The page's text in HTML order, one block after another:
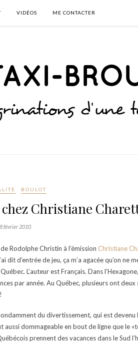
VIDÉOS ME CONTACTER
BOULOT
Christiane
février 2010
de Rodolphe Christin à l’émission Christiane
dit d’entrée de jeu, ça m’a agacée qu’on ne
L’auteur est Français. Dans
par année. Au Québec, plusieurs ont deux
du divertissement, qui est devenu
dommageable en bout de ligne que le
prennent des vacances dans le Sud